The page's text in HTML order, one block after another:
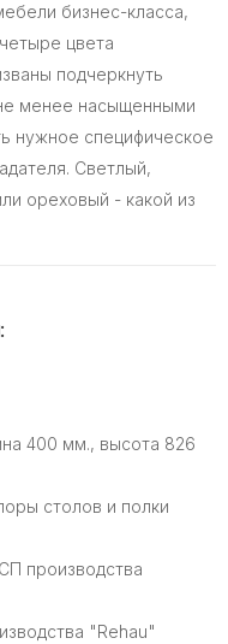
бизнес-класса,
цвета
подчеркнуть
менее насыщенными
нужное специфическое
Светлый,
ореховый - какой из
400 мм., высота 826
столов и полки
производства
"Rehau"